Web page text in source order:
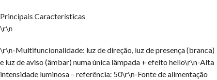
Principais Características
\r\n
\r\n-Multifuncionalidade: luz de direção, luz de presença (branca)
e luz de aviso (âmbar) numa única lâmpada + efeito hello\r\n-Alta
intensidade luminosa – referência: 50\r\n-Fonte de alimentação